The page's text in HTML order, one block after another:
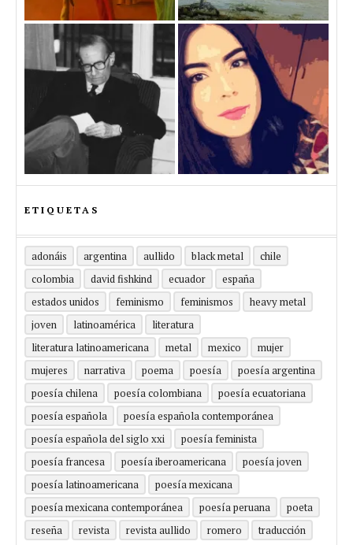
ETIQUETAS
adonáis argentina aullido black metal
chile
colombia
david fishkind ecuador
españa
estados unidos
feminismo feminismos
heavy metal
joven
latinoamérica
literatura
literatura latinoamericana
metal mexico
mujer
mujeres
narrativa poema poesía
poesía argentina
poesía chilena
poesía colombiana
poesía ecuatoriana
poesía española
poesía española contemporánea
poesía española del siglo xxi
poesía feminista
poesía francesa
poesía iberoamericana
poesía joven
poesía latinoamericana
poesía mexicana
poesía mexicana contemporánea
poesía peruana
poeta
reseña
revista revista aullido romero traducción